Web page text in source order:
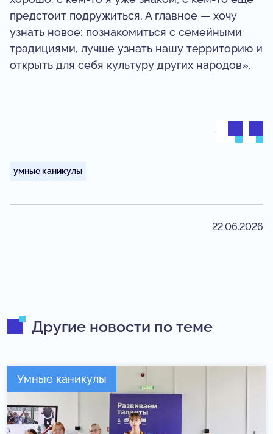
предстоит подружиться. А главное — хочу
узнать новое: познакомиться с семейными
традициями, лучше узнать нашу территорию и
открыть для себя культуру других народов».
умные каникулы
22.06.2026
Другие новости по теме
Умные каникулы